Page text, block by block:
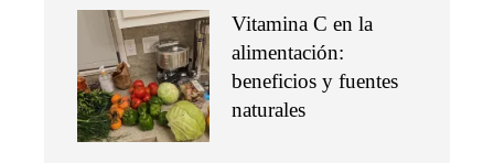
Vitamina C en la
alimentación:
beneficios y fuentes
naturales